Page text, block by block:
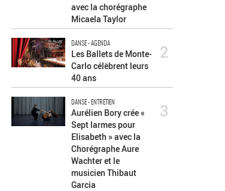
avec la chorégraphe
Micaela Taylor
DANSE - AGENDA
Les Ballets de Monte-
Carlo célèbrent leurs
40 ans
2
DANSE - ENTRETIEN
Aurélien Bory crée «
Sept larmes pour
Elisabeth » avec la
Chorégraphe Aure
Wachter et le
musicien Thibaut
Garcia
3